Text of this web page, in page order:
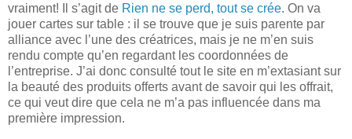
vraiment! Il s’agit de Rien ne se perd, tout se crée. On va
jouer cartes sur table : il se trouve que je suis parente par
alliance avec l’une des créatrices, mais je ne m’en suis
rendu compte qu’en regardant les coordonnées de
l’entreprise. J’ai donc consulté tout le site en m’extasiant sur
la beauté des produits offerts avant de savoir qui les offrait,
ce qui veut dire que cela ne m’a pas influencée dans ma
première impression.